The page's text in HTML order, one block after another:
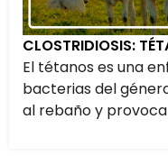
CLOSTRIDIOSIS:
El tétanos es una
bacterias del
al rebaño y